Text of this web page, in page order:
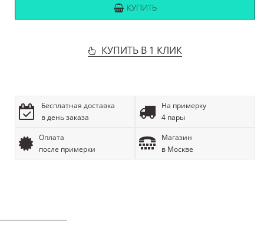
КУПИТЬ
КУПИТЬ В 1 КЛИК
Бесплатная доставка
в день заказа
На примерку
4 пары
Оплата
после примерки
Магазин
в Москве